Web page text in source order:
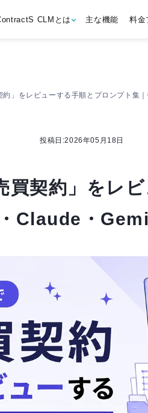
CLMとは 主な機能 料金
約」をレビューする手順とプロンプト
投稿日:2026年05月18日
買契約」をレ
・Claude・